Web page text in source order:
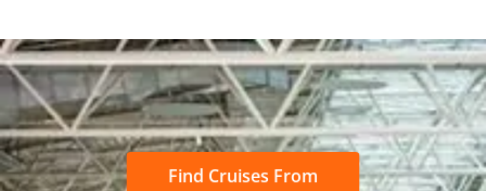
Find Cruises From